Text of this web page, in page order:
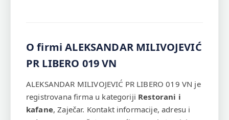
O firmi ALEKSANDAR MILIVOJEVIĆ
PR LIBERO 019 VN
ALEKSANDAR MILIVOJEVIĆ PR LIBERO 019 VN je
registrovana firma u kategoriji Restorani i
kafane, Zaječar. Kontakt informacije, adresu i